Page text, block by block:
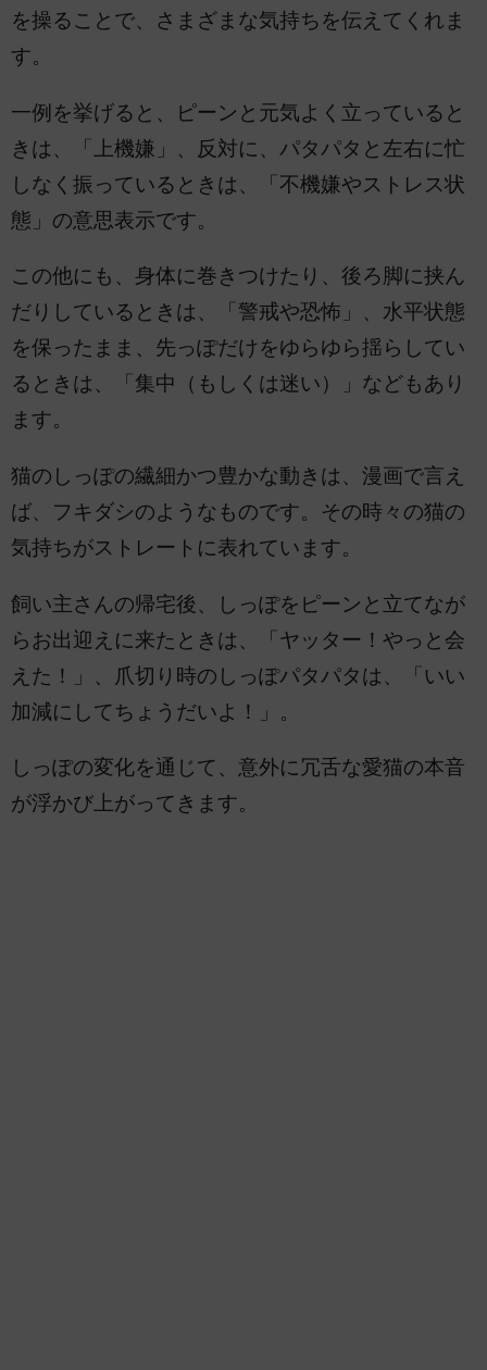
を操ることで、さまざまな気持ちを伝えてくれま
す。
一例を挙げると、ピーンと元気よく立っていると
きは、「上機嫌」、反対に、パタパタと左右に忙
しなく振っているときは、「不機嫌やストレス状
態」の意思表示です。
この他にも、身体に巻きつけたり、後ろ脚に挟ん
だりしているときは、「警戒や恐怖」、水平状態
を保ったまま、先っぽだけをゆらゆら揺らしてい
るときは、「集中（もしくは迷い）」などもあり
ます。
猫のしっぽの繊細かつ豊かな動きは、漫画で言え
ば、フキダシのようなものです。その時々の猫の
気持ちがストレートに表れています。
飼い主さんの帰宅後、しっぽをピーンと立てなが
らお出迎えに来たときは、「ヤッター！やっと会
えた！」、爪切り時のしっぽパタパタは、「いい
加減にしてちょうだいよ！」。
しっぽの変化を通じて、意外に冗舌な愛猫の本音
が浮かび上がってきます。